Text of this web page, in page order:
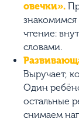
овечки».
чтение:
словами.
Выручает,
Один
остальные
снимаем